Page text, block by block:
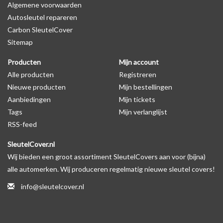
Levering
Voor 16:00 besteld = Dezelfde dag verzonden
Verzending naar België: 1/3 werkdagen
Merk: SleutelCover
Geschikt voor: Fiat
Gewicht: 20g
Materiaal: Siliconen
Geschikt voor o.a. de volgende modellen:
* Afhankelijk van het bouwjaar
* Controleer
altijd alsnog eerst uw model sleutel met het
Algemene voorwaarden
Autosleutel repareren
Carbon SleutelCover
Sitemap
Producten
Alle producten
Nieuwe producten
Aanbiedingen
Tags
RSS-feed
Mijn account
Registreren
Mijn bestellingen
Mijn tickets
Mijn verlanglijst
SleutelCover.nl
Wij bieden een groot assortiment SleutelCovers aan voor (bijna)
alle automerken. Wij produceren regelmatig nieuwe sleutel covers!
info@sleutelcover.nl